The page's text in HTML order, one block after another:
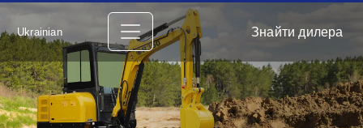
Ukrainian Знайти дилера